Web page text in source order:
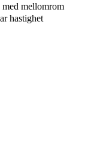
med mellomrom
hastighet